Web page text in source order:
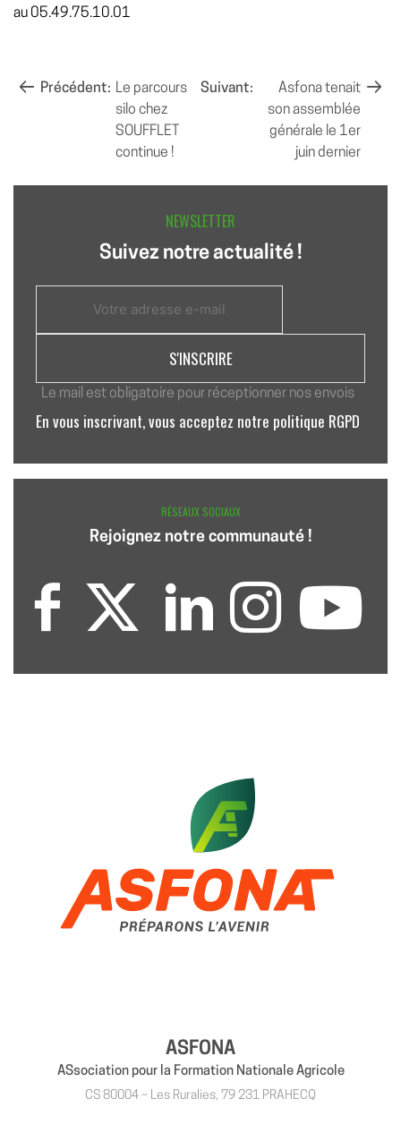
au 05.49.75.10.01
NAVIGATION
Précédent: Le parcours
silo chez
SOUFFLET
continue !
Suivant:
Asfona tenait
son assemblée
générale le 1er
juin dernier
NEWSLETTER
Suivez notre actualité !
Le mail est obligatoire pour réceptionner nos envois
En vous inscrivant, vous acceptez notre politique RGPD
RÉSEAUX SOCIAUX
Rejoignez notre communauté !
ASFONA
ASsociation pour la Formation Nationale Agricole
CS 80004 – Les Ruralies, 79 231 PRAHECQ